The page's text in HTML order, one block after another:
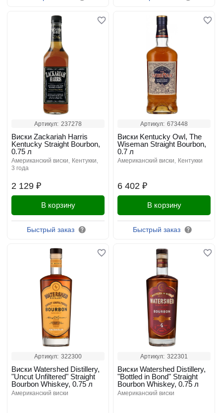
Артикул: 237278
2 129 ₽
Виски Zackariah Harris
Kentucky Straight Bourbon,
0.75 л
американский виски
кентукки
3 года
В корзину
Быстрый заказ
Артикул: 673448
6 402 ₽
Виски Kentucky Owl, The
Wiseman Straight Bourbon,
0.7 л
американский виски кентукки
В корзину
Быстрый заказ
Артикул: 322300
Виски Watershed Distillery,
"Uncut Unfiltered" Straight
Bourbon Whiskey, 0.75 л
американский виски
Артикул: 322301
Виски Watershed Distillery,
"Bottled in Bond" Straight
Bourbon Whiskey, 0.75 л
американский виски